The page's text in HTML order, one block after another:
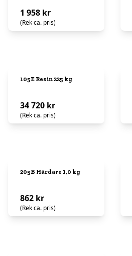
1 958 kr
(Rek ca. pris)
105E Resin 225 kg
34 720 kr
(Rek ca. pris)
205B Härdare 1,0 kg
862 kr
(Rek ca. pris)